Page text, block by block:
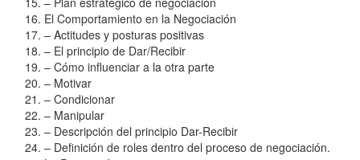
El Comportamiento en la Negociación
– Actitudes y posturas positivas
– El principio de Dar/Recibir
– Cómo influenciar a la otra parte
– Motivar
– Condicionar
– Manipular
– Descripción del principio Dar-Recibir
– Definición de roles dentro del proceso de negociación.